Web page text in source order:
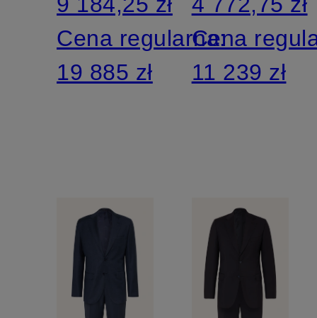
Cena regularna:
19 885 zł
Cena
11 239 zł